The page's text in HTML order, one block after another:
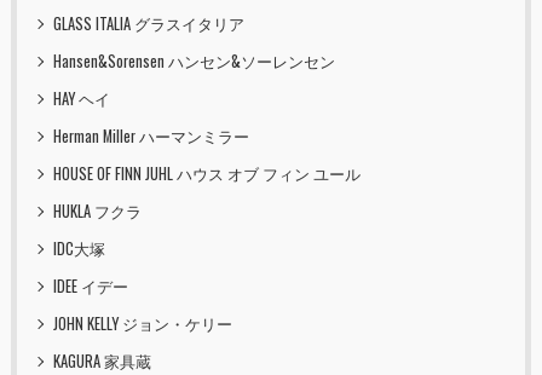
GLASS ITALIA グラスイタリア
Hansen&Sorensen ハンセン&ソーレンセン
HAY ヘイ
Herman Miller ハーマンミラー
HOUSE OF FINN JUHL ハウス オブ フィン ユール
HUKLA フクラ
IDC大塚
IDEE イデー
JOHN KELLY ジョン・ケリー
KAGURA 家具蔵